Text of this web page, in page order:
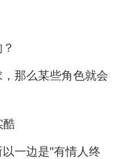
那么某些角色就会
酷
一边是"有情人终